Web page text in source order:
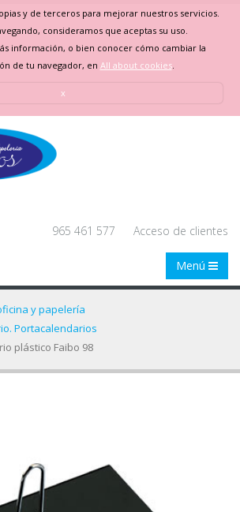
y de terceros para mejorar nuestros servicios.
consideramos que aceptas su uso.
información, o bien conocer cómo cambiar la
de tu navegador, en All about cookies.
x
965 461 577 Acceso de clientes
Menú
y papelería
Portacalendarios
plástico Faibo 98